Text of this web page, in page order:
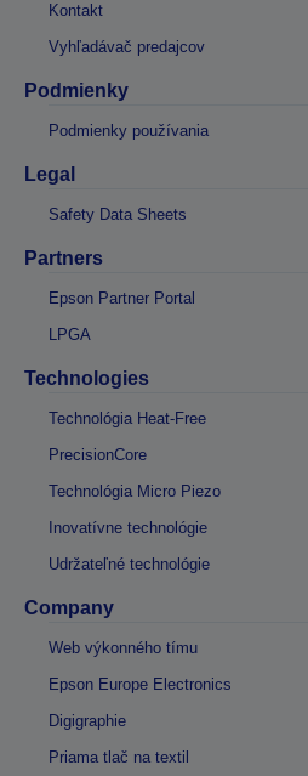
Kontakt
Vyhľadávač predajcov
Podmienky
Podmienky používania
Legal
Safety Data Sheets
Partners
Epson Partner Portal
LPGA
Technologies
Technológia Heat-Free
PrecisionCore
Technológia Micro Piezo
Inovatívne technológie
Udržateľné technológie
Company
Web výkonného tímu
Epson Europe Electronics
Digigraphie
Priama tlač na textil